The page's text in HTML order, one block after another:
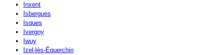
Inxent
Isbergues
Isques
Ivergny
Iwuy
Izel-lès-Équerchin